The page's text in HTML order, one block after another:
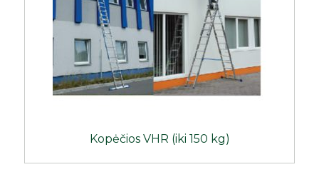
Kopėčios VHR (iki 150 kg)